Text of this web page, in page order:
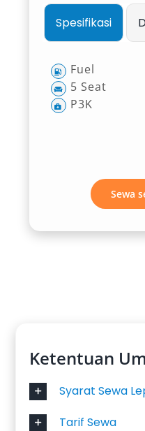
Spesifikasi
Fuel
5 Seat
P3K
Sewa
Ketentuan
Syarat Sewa
Tarif Sewa